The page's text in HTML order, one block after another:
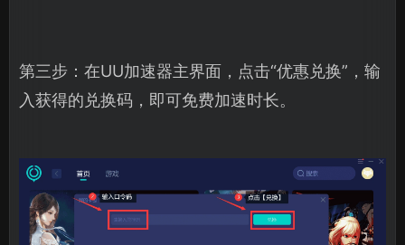
第三步：在UU加速器主界面，点击“优惠兑换”，输
入获得的兑换码，即可免费加速时长。